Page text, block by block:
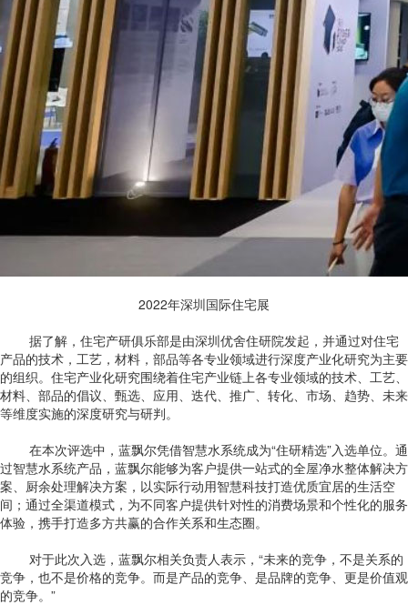
2022年深圳国际住宅展
据了解，住宅产研俱乐部是由深圳优舍住研院发起，并通过对住宅
产品的技术，工艺，材料，部品等各专业领域进行深度产业化研究为主要
的组织。住宅产业化研究围绕着住宅产业链上各专业领域的技术、工艺、
材料、部品的倡议、甄选、应用、迭代、推广、转化、市场、趋势、未来
等维度实施的深度研究与研判。
在本次评选中，蓝飘尔凭借智慧水系统成为“住研精选”入选单位。通
过智慧水系统产品，蓝飘尔能够为客户提供一站式的全屋净水整体解决方
案、厨余处理解决方案，以实际行动用智慧科技打造优质宜居的生活空
间；通过全渠道模式，为不同客户提供针对性的消费场景和个性化的服务
体验，携手打造多方共赢的合作关系和生态圈。
对于此次入选，蓝飘尔相关负责人表示，“未来的竞争，不是关系的
竞争，也不是价格的竞争。而是产品的竞争、是品牌的竞争、更是价值观
的竞争。”